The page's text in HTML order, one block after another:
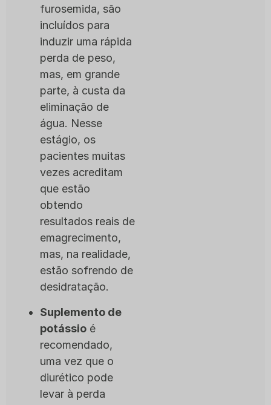
furosemida, são
incluídos para
induzir uma rápida
perda de peso,
mas, em grande
parte, à custa da
eliminação de
água. Nesse
estágio, os
pacientes muitas
vezes acreditam
que estão
obtendo
resultados reais de
emagrecimento,
mas, na realidade,
estão sofrendo de
desidratação.
Suplemento de
potássio é
recomendado,
uma vez que o
diurético pode
levar à perda